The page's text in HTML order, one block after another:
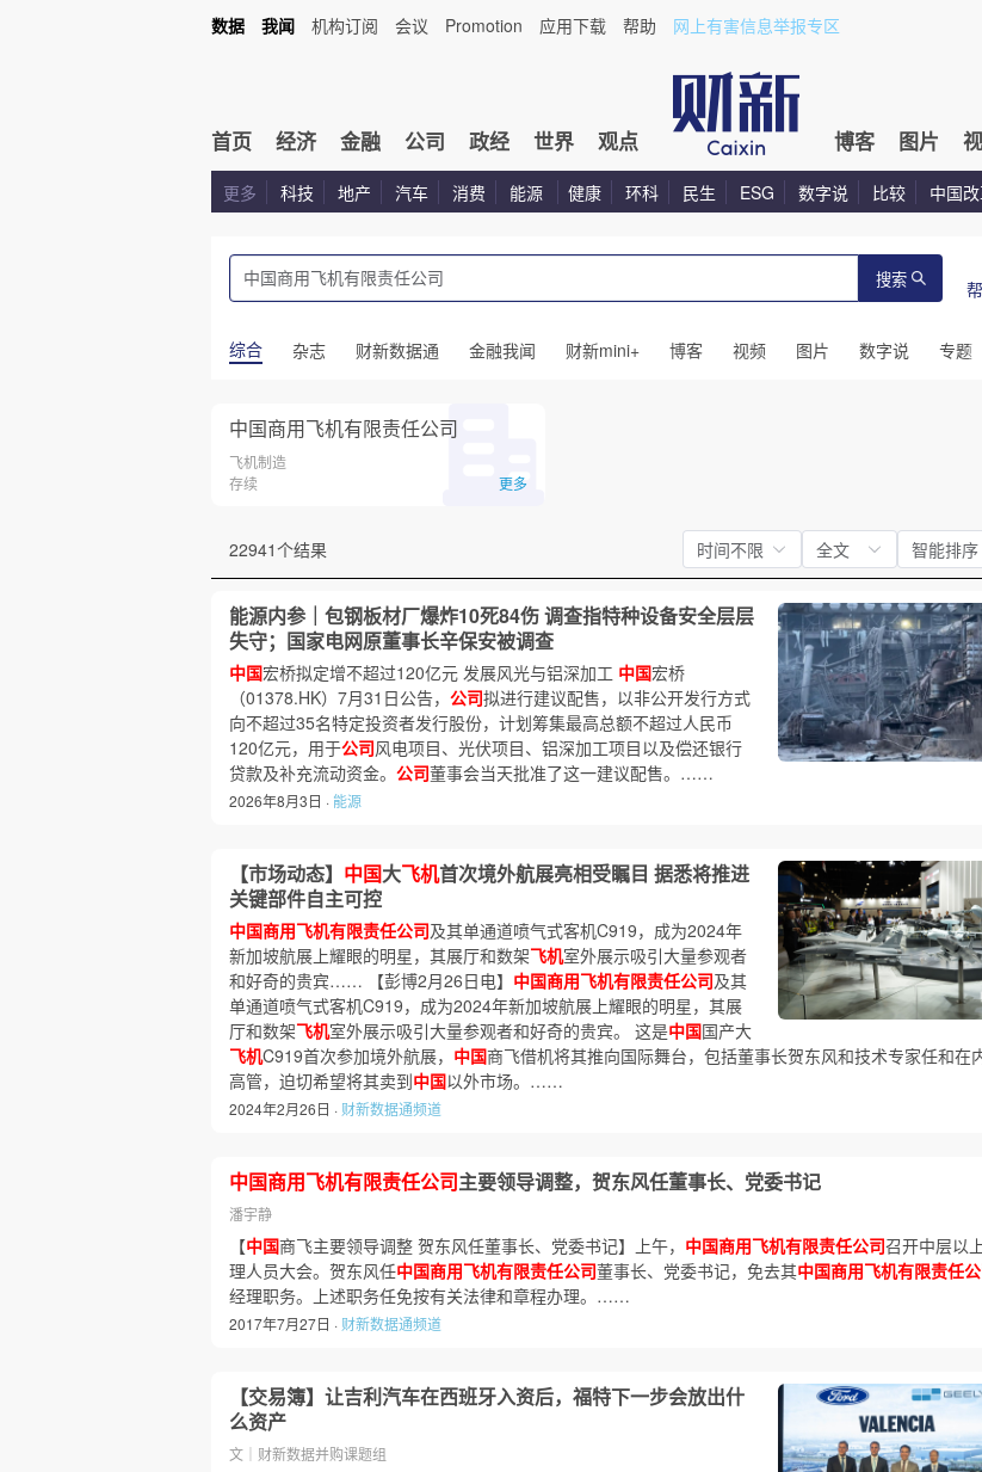
数据 我闻 机构订阅 会议 Promotion 应用下载 帮助 网上有害信息举报专区
首页 经济 金融 公司 政经 世界 观点 博客 图片
更多 科技 地产 汽车 消费 能源 健康 环科 民生 ESG 数字说 比较 中国
搜索
综合 杂志 财新数据通 金融我闻 财新mini+ 博客 视频 图片 数字说 专题
中国商用飞机有限责任公司
飞机制造
存续
更多
22941个结果 时间不限 全文 智能排序
能源内参｜包钢板材厂爆炸10死84伤 调查指特种设备安全层层
失守；国家电网原董事长辛保安被调查
中国宏桥拟定增不超过120亿元 发展风光与铝深加工 中国宏桥
（01378.HK）7月31日公告， 公司拟进行建议配售，以非公开发行方式
向不超过35名特定投资者发行股份，计划筹集最高总额不超过人民币
120亿元，用于公司风电项目、光伏项目、铝深加工项目以及偿还银行
贷款及补充流动资金。 公司董事会当天批准了这一建议配售。……
2026年8月3日 · 能源
【市场动态】 中国大飞机首次境外航展亮相受瞩目 据悉将推进
关键部件自主可控
中国商用飞机有限责任公司及其单通道喷气式客机C919，成为2024年
新加坡航展上耀眼的明星，其展厅和数架飞机室外展示吸引大量参观者
和好奇的贵宾…… 【彭博2月26日电】 中国商用飞机有限责任公司及其
单通道喷气式客机C919，成为2024年新加坡航展上耀眼的明星，其展
厅和数架飞机室外展示吸引大量参观者和好奇的贵宾。 这是中国国产大
飞机C919首次参加境外航展， 中国商飞借机将其推向国际舞台，包括董事长贺东风和技术专家任和在
高管，迫切希望将其卖到中国以外市场。……
2024年2月26日 · 财新数据通频道
中国商用飞机有限责任公司主要领导调整，贺东风任董事长、党委书记
潘宇静
【中国商飞主要领导调整 贺东风任董事长、党委书记】上午， 中国商用飞机有限责任公司召开中层以
理人员大会。贺东风任中国商用飞机有限责任公司董事长、党委书记，免去其中国商用飞机有限责任
经理职务。上述职务任免按有关法律和章程办理。……
2017年7月27日 · 财新数据通频道
【交易簿】让吉利汽车在西班牙入资后，福特下一步会放出什
么资产
文｜财新数据并购课题组